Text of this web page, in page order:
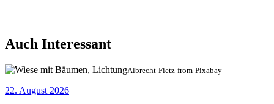
Auch Interessant
Albrecht-Fietz-from-Pixabay
22. August 2026